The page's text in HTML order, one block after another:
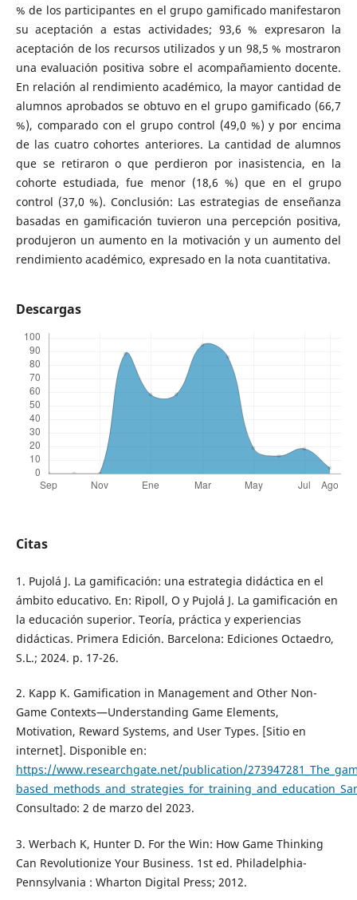
% de los participantes en el grupo gamificado manifestaron
su aceptación a estas actividades; 93,6 % expresaron la
aceptación de los recursos utilizados y un 98,5 % mostraron
una evaluación positiva sobre el acompañamiento docente.
En relación al rendimiento académico, la mayor cantidad de
alumnos aprobados se obtuvo en el grupo gamificado (66,7
%), comparado con el grupo control (49,0 %) y por encima
de las cuatro cohortes anteriores. La cantidad de alumnos
que se retiraron o que perdieron por inasistencia, en la
cohorte estudiada, fue menor (18,6 %) que en el grupo
control (37,0 %). Conclusión: Las estrategias de enseñanza
basadas en gamificación tuvieron una percepción positiva,
produjeron un aumento en la motivación y un aumento del
rendimiento académico, expresado en la nota cuantitativa.
Descargas
Citas
1. Pujolá J. La gamificación: una estrategia didáctica en el
ámbito educativo. En: Ripoll, O y Pujolá J. La gamificación en
la educación superior. Teoría, práctica y experiencias
didácticas. Primera Edición. Barcelona: Ediciones Octaedro,
S.L.; 2024. p. 17-26.
2. Kapp K. Gamification in Management and Other Non-
Game Contexts—Understanding Game Elements,
Motivation, Reward Systems, and User Types. [Sitio en
internet]. Disponible en:
https://www.researchgate.net/publication/
Consultado: 2 de marzo del 2023.
3. Werbach K, Hunter D. For the Win: How Game Thinking
Can Revolutionize Your Business. 1st ed. Philadelphia-
Pennsylvania : Wharton Digital Press; 2012.